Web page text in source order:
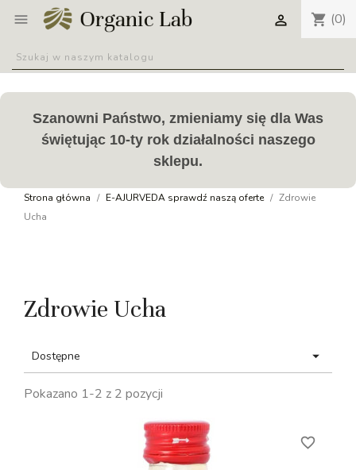
 shopping_cart (0)

Szanowni Państwo, zmieniamy się dla Was
świętując 10-ty rok działalności naszego
sklepu.
Strona główna E-AJURVEDA sprawdź naszą oferte
Zdrowie
Ucha
Zdrowie Ucha
Dostępne 
Pokazano 1-2 z 2 pozycji
favorite_border